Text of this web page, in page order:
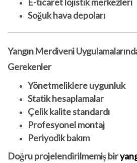
Soğuk hava depoları
Yangın Merdiveni
Gerekenler
Yönetmeliklere uygunluk
Statik hesaplamalar
Çelik kalite standardı
Profesyonel montaj
Periyodik bakım
Doğru projelendirilmemiş bir